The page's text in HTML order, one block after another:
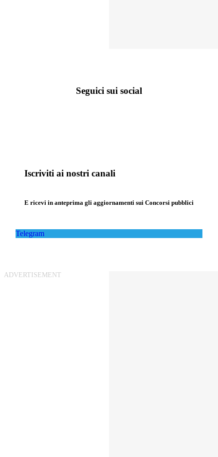
Seguici sui social
Iscriviti ai nostri canali
E ricevi in anteprima gli aggiornamenti sui Concorsi pubblici
Telegram